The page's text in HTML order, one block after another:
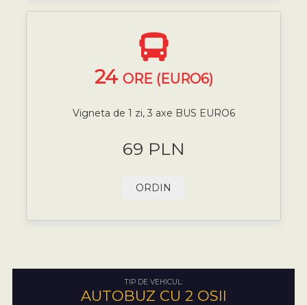
24 ORE (EURO6)
Vigneta de 1 zi, 3 axe BUS EURO6
69 PLN
ORDIN
TIP DE VEHICUL:
AUTOBUZ CU 2 OSII